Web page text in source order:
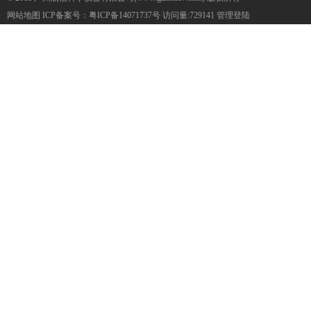
网站地图 ICP备案号： 粤ICP备14071737号 访问量:729141 管理登陆